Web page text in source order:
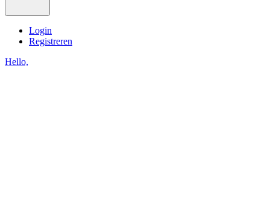
Login
Registreren
Hello,